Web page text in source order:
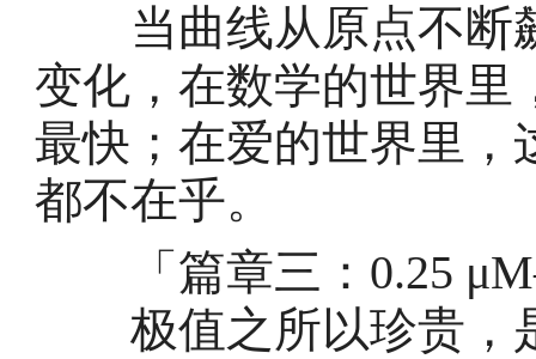
当曲线从原点不断
变化，在数学的世界里
最快；在爱的世界里
都不在乎。
「篇章三：0.25
极值之所以珍贵，